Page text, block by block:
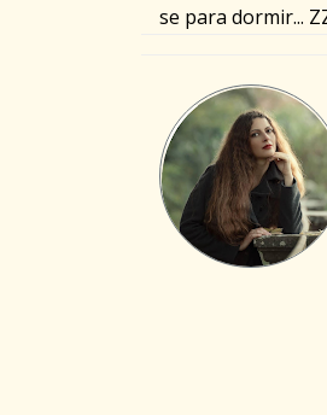
se para dormir...